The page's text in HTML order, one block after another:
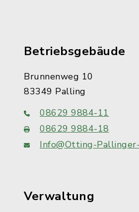
Betriebsgebäude
Brunnenweg 10
83349 Palling
08629 9884-11
08629 9884-18
Info@Otting-
Verwaltung